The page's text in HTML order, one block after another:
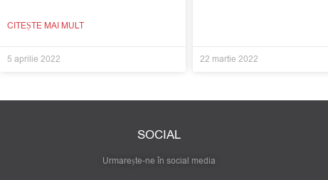
CITEȘTE MAI MULT
5 aprilie 2022 22 martie 2022
SOCIAL
Urmarește-ne în social media